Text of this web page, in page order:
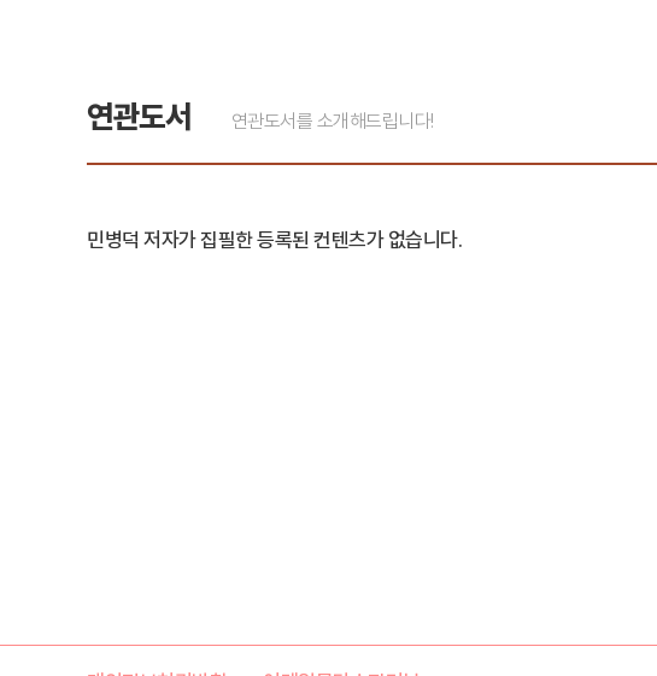
연관도서 연관도서를 소개해드립니다!
민병덕 저자가 집필한 등록된 컨텐츠가 없습니다.